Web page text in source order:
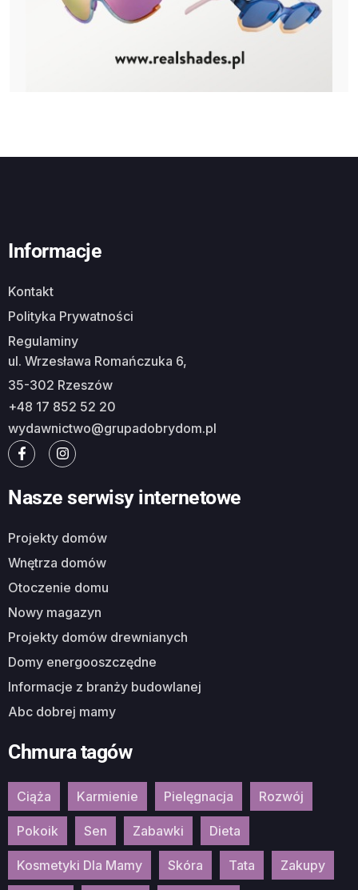
Informacje
Kontakt
Polityka Prywatności
Regulaminy
ul. Wrzesława Romańczuka 6,
35-302 Rzeszów
+48 17 852 52 20
wydawnictwo@grupadobrydom.pl
Nasze serwisy internetowe
Projekty domów
Wnętrza domów
Otoczenie domu
Nowy magazyn
Projekty domów drewnianych
Domy energooszczędne
Informacje z branży budowlanej
Abc dobrej mamy
Chmura tagów
Ciąża Karmienie Pielęgnacja Rozwój
Pokoik Sen Zabawki Dieta
Kosmetyki Dla Mamy Skóra Tata Zakupy